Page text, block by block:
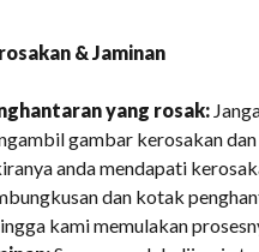
& Jaminan
yang rosak:
gambar kerosakan
anda mendapati
dan kotak
kami memulakan